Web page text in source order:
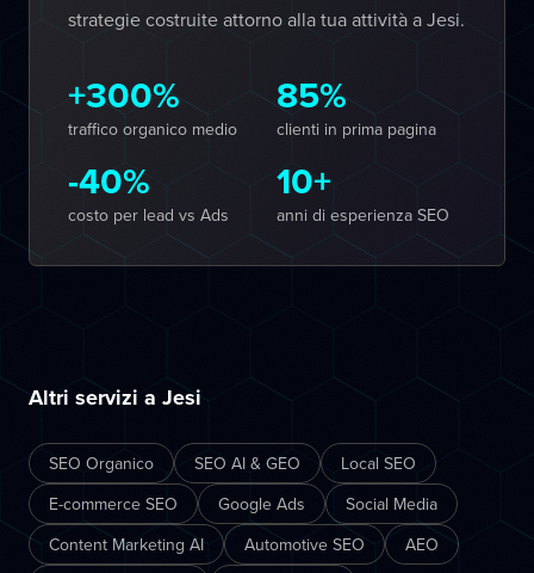
strategie costruite attorno alla tua attività a Jesi.
+300%
traffico organico medio
85%
clienti in prima pagina
-40%
costo per lead vs Ads
10+
anni di esperienza SEO
Altri servizi a Jesi
SEO Organico SEO AI & GEO
Local SEO
E-commerce SEO
Google Ads
Social Media
Content Marketing AI
Automotive SEO AEO